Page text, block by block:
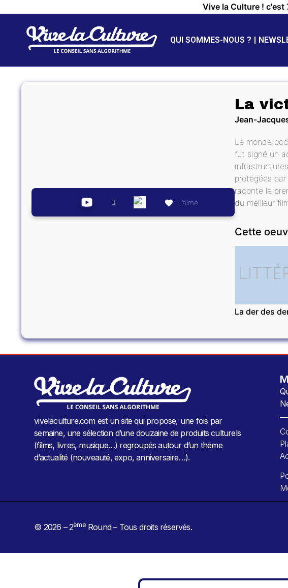
Vive la Culture ! c'est
QUI SOMMES-NOUS ?
J’aime
La
Jean-
Le monde
fut signé un
protégées
raconte le
du meilleur
Cette
La der des
vivelaculture.com est un site qui propose, une fois par
semaine, une sélection d’une douzaine de produits culturels
(films, livres, musique…) regroupés autour d’un thème
d’actualité (nouveauté, expo, anniversaire…).
© 2026 – 2èmeRound – Tous droits réservés.